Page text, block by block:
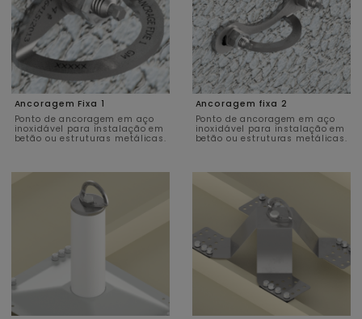
Ancoragem Fixa 1
Ponto de ancoragem em aço
inoxidável para instalação em
betão ou estruturas metálicas.
Ancoragem fixa 2
Ponto de ancoragem em aço
inoxidável para instalação em
betão ou estruturas metálicas.